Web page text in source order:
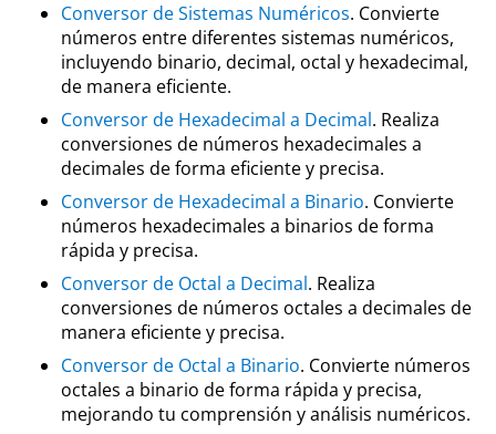
Conversor de Sistemas Numéricos. Convierte
números entre diferentes sistemas numéricos,
incluyendo binario, decimal, octal y hexadecimal,
de manera eficiente.
Conversor de Hexadecimal a Decimal. Realiza
conversiones de números hexadecimales a
decimales de forma eficiente y precisa.
Conversor de Hexadecimal a Binario. Convierte
números hexadecimales a binarios de forma
rápida y precisa.
Conversor de Octal a Decimal. Realiza
conversiones de números octales a decimales de
manera eficiente y precisa.
Conversor de Octal a Binario. Convierte números
octales a binario de forma rápida y precisa,
mejorando tu comprensión y análisis numéricos.